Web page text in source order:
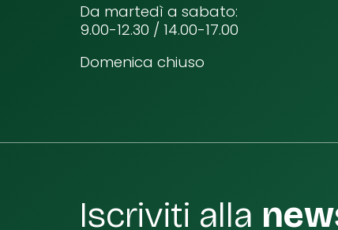
Da martedì a sabato:
9.00-12.30 / 14.00-17.00
Domenica chiuso
Iscriviti alla